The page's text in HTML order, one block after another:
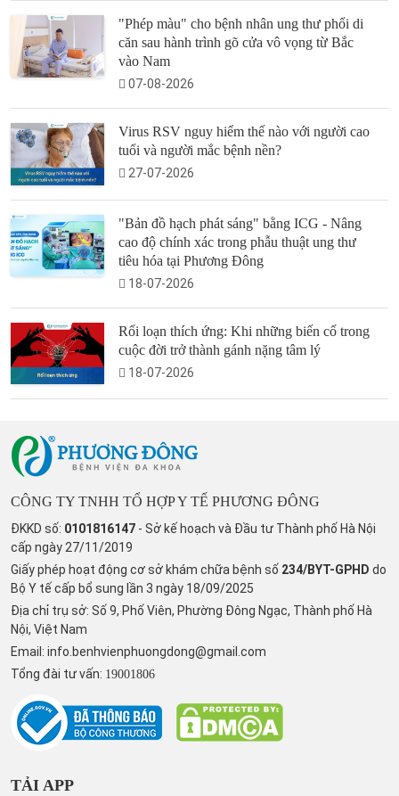
"Phép màu" cho bệnh nhân ung thư phổi di
căn sau hành trình gõ cửa vô vọng từ Bắc
vào Nam
07-08-2026
Virus RSV nguy hiểm thế nào với người cao
tuổi và người mắc bệnh nền?
27-07-2026
"Bản đồ hạch phát sáng" bằng ICG - Nâng
cao độ chính xác trong phẫu thuật ung thư
tiêu hóa tại Phương Đông
18-07-2026
Rối loạn thích ứng: Khi những biến cố trong
cuộc đời trở thành gánh nặng tâm lý
18-07-2026
CÔNG TY TNHH TỔ HỢP Y TẾ PHƯƠNG ĐÔNG
ĐKKD số: 0101816147 - Sở kế hoạch và Đầu tư Thành phố Hà Nội
cấp ngày 27/11/2019
Giấy phép hoạt động cơ sở khám chữa bệnh số 234/BYT-GPHD do
Bộ Y tế cấp bổ sung lần 3 ngày 18/09/2025
Địa chỉ trụ sở: Số 9, Phố Viên, Phường Đông Ngạc, Thành phố Hà
Nội, Việt Nam
Email: info.benhvienphuongdong@gmail.com
Tổng đài tư vấn: 19001806
TẢI APP